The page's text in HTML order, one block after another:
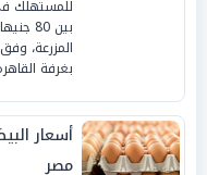
المزرعة،
بغرفة
مصر